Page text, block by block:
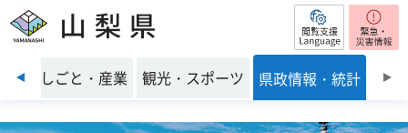
山梨県 閲覧支援
前のスライドを表示
境 しごと・産業 観光・スポーツ 県政情報・統計